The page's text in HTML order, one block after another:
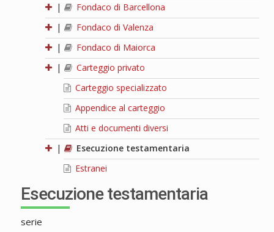
|
Fondaco di Barcellona
|
Fondaco di Valenza
|
Fondaco di Maiorca
|
Carteggio privato
Carteggio specializzato
Appendice al carteggio
Atti e documenti diversi
|
Esecuzione testamentaria
Estranei
Esecuzione testamentaria
serie